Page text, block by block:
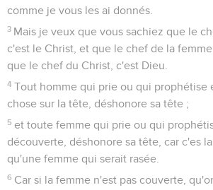
comme je vous les ai donnés.
3 Mais je veux que vous sachiez que le
c'est le Christ, et que le chef de la
que le chef du Christ, c'est Dieu.
4 Tout homme qui prie ou qui prophétise
chose sur la tête, déshonore sa tête ;
5 et toute femme qui prie ou qui
découverte, déshonore sa tête, car c'es
qu'une femme qui serait rasée.
6 Car si la femme n'est pas couverte,